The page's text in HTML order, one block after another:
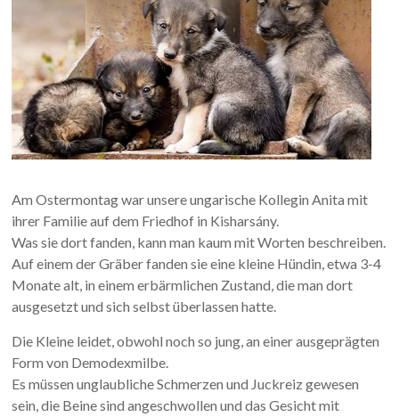
Am Ostermontag war unsere ungarische Kollegin Anita mit
ihrer Familie auf dem Friedhof in Kisharsány.
Was sie dort fanden, kann man kaum mit Worten beschreiben.
Auf einem der Gräber fanden sie eine kleine Hündin, etwa 3-4
Monate alt, in einem erbärmlichen Zustand, die man dort
ausgesetzt und sich selbst überlassen hatte.
Die Kleine leidet, obwohl noch so jung, an einer ausgeprägten
Form von Demodexmilbe.
Es müssen unglaubliche Schmerzen und Juckreiz gewesen
sein, die Beine sind angeschwollen und das Gesicht mit